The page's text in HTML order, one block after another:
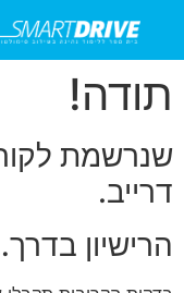
תודה!
שנרשמת
דרייב.
הרישיון